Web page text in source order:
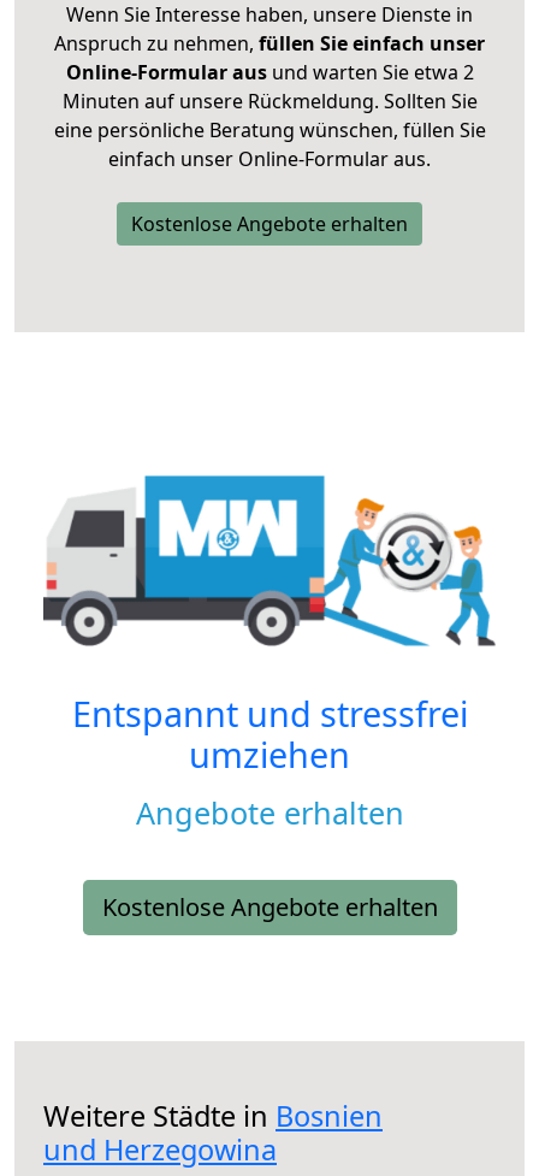
Wenn Sie Interesse haben, unsere Dienste in
Anspruch zu nehmen, füllen Sie einfach unser
Online-Formular ausund warten Sie etwa 2
Minuten auf unsere Rückmeldung. Sollten Sie
eine persönliche Beratung wünschen, füllen Sie
einfach unser Online-Formular aus.
Kostenlose Angebote erhalten
Entspannt und stressfrei
umziehen
Angebote erhalten
Kostenlose Angebote erhalten
Weitere Städte in Bosnien
und Herzegowina